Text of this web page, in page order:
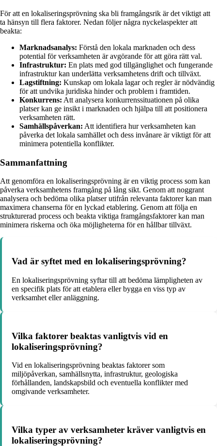
För att en lokaliseringsprövning ska bli framgångsrik är det viktigt att
ta hänsyn till flera faktorer. Nedan följer några nyckelaspekter att
beakta:
Marknadsanalys: Förstå den lokala marknaden och dess
potential för verksamheten är avgörande för att göra rätt val.
Infrastruktur: En plats med god tillgänglighet och fungerande
infrastruktur kan underlätta verksamhetens drift och tillväxt.
Lagstiftning: Kunskap om lokala lagar och regler är nödvändig
för att undvika juridiska hinder och problem i framtiden.
Konkurrens: Att analysera konkurrenssituationen på olika
platser kan ge insikt i marknaden och hjälpa till att positionera
verksamheten rätt.
Samhällspåverkan: Att identifiera hur verksamheten kan
påverka det lokala samhället och dess invånare är viktigt för att
minimera potentiella konflikter.
Sammanfattning
Att genomföra en lokaliseringsprövning är en viktig process som kan
påverka verksamhetens framgång på lång sikt. Genom att noggrant
analysera och bedöma olika platser utifrån relevanta faktorer kan man
maximera chanserna för en lyckad etablering. Genom att följa en
strukturerad process och beakta viktiga framgångsfaktorer kan man
minimera riskerna och öka möjligheterna för en hållbar tillväxt.
Vad är syftet med en lokaliseringsprövning?
En lokaliseringsprövning syftar till att bedöma lämpligheten av
en specifik plats för att etablera eller bygga en viss typ av
verksamhet eller anläggning.
Vilka faktorer beaktas vanligtvis vid en
lokaliseringsprövning?
Vid en lokaliseringsprövning beaktas faktorer som
miljöpåverkan, samhällsnytta, infrastruktur, geologiska
förhållanden, landskapsbild och eventuella konflikter med
omgivande verksamheter.
Vilka typer av verksamheter kräver vanligtvis en
lokaliseringsprövning?